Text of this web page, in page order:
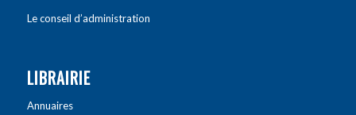
Le conseil d’administration
LIBRAIRIE
Annuaires